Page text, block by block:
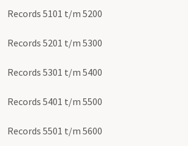
Records 5101 t/m 5200
Records 5201 t/m 5300
Records 5301 t/m 5400
Records 5401 t/m 5500
Records 5501 t/m 5600